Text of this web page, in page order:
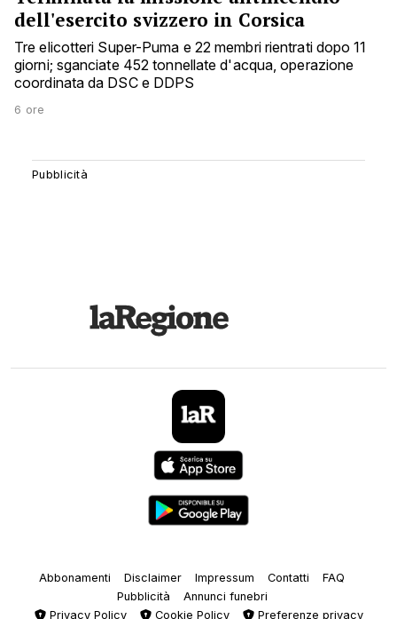
dell'esercito svizzero in Corsica
Tre elicotteri Super-Puma e 22 membri rientrati dopo 11
giorni; sganciate 452 tonnellate d'acqua, operazione
coordinata da DSC e DDPS
6 ore
Abbonamenti Disclaimer Impressum Contatti
FAQ
Pubblicità
Annunci funebri
Privacy Policy
Cookie Policy Preferenze privacy